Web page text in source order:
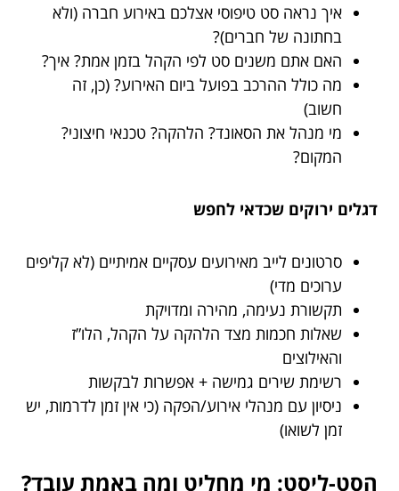
איך נראה סט טיפוסי אצלכם באירוע חברה (ולא
בחתונה של חברים)?
האם אתם משנים סט לפי הקהל בזמן אמת? איך?
מה כולל ההרכב בפועל ביום האירוע? (כן, זה
חשוב)
מי מנהל את הסאונד? הלהקה? טכנאי חיצוני?
המקום?
דגלים ירוקים שכדאי לחפש
סרטונים לייב מאירועים עסקיים אמיתיים (לא קליפים
ערוכים מדי)
תקשורת נעימה, מהירה ומדויקת
שאלות חכמות מצד הלהקה על הקהל, הלו”ז
והאילוצים
רשימת שירים גמישה + אפשרות לבקשות
ניסיון עם מנהלי אירוע/הפקה (כי אין זמן לדרמות, יש
זמן לשואו)
הסט-ליסט: מי מחליט ומה באמת עובד?